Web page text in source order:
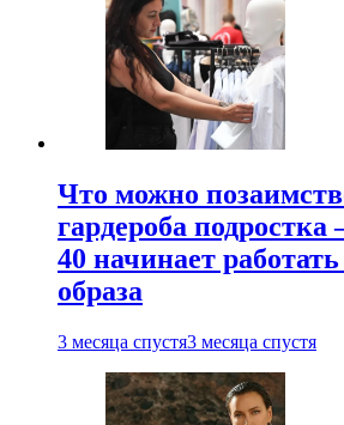
Что можно
гардероба
40 начинает
образа
3 месяца спустя3 месяца спустя